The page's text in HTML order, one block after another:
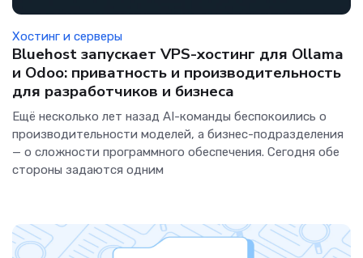
Хостинг и серверы
Bluehost запускает VPS-хостинг для Ollama
и Odoo: приватность и производительность
для разработчиков и бизнеса
Ещё несколько лет назад AI-команды беспокоились о
производительности моделей, а бизнес-подразделения
— о сложности программного обеспечения. Сегодня обе
стороны задаются одним